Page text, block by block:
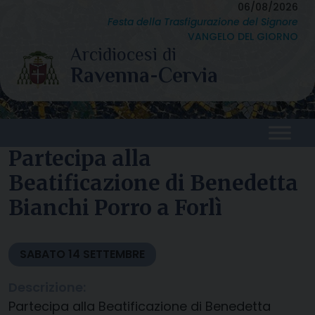
content
06/08/2026
Festa della Trasfigurazione del Signore
VANGELO DEL GIORNO
Partecipa alla
Beatificazione di Benedetta
Bianchi Porro a Forlì
SABATO 14 SETTEMBRE
Partecipa alla Beatificazione di Benedetta